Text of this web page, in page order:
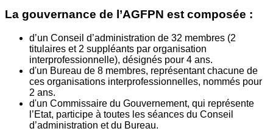
La gouvernance de l’AGFPN est composée :
d’un Conseil d’administration de 32 membres (2
titulaires et 2 suppléants par organisation
interprofessionnelle), désignés pour 4 ans.
d'un Bureau de 8 membres, représentant chacune de
ces organisations interprofessionnelles, nommés pour
2 ans.
d'un Commissaire du Gouvernement, qui représente
l’Etat, participe à toutes les séances du Conseil
d’administration et du Bureau.